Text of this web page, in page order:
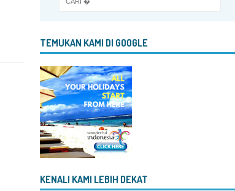
TEMUKAN KAMI DI GOOGLE
KENALI KAMI LEBIH DEKAT